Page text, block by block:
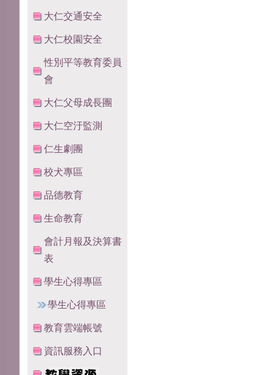
大仁交通安全
大仁校園安全
性別平等教育委員
會
大仁父母成長團
大仁空汙監測
仁生劇團
校犬專區
品德教育
生命教育
會計月報及決算書
表
學生心得專區
學生心得專區
教育雲端帳號
資訊服務入口